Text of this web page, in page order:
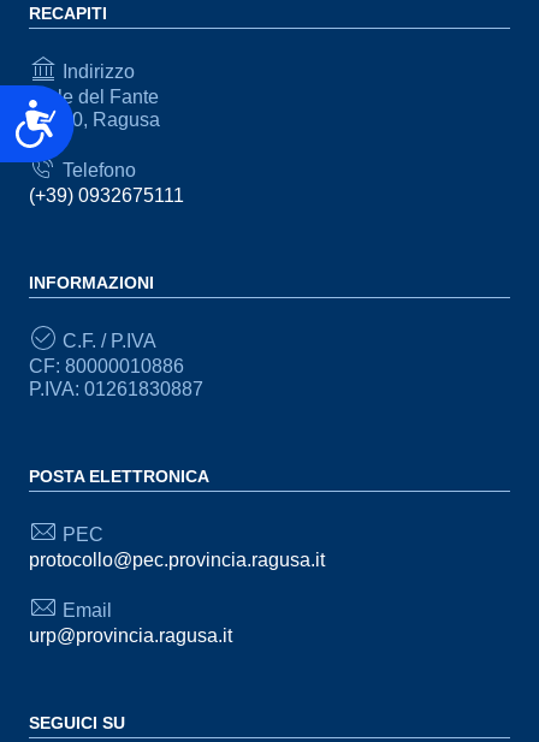
Accessibilità
RECAPITI
Indirizzo
Viale del Fante
97100, Ragusa
Telefono
(+39) 0932675111
INFORMAZIONI
C.F. / P.IVA
CF: 80000010886
P.IVA: 01261830887
POSTA ELETTRONICA
PEC
protocollo@pec.provincia.ragusa.it
Email
urp@provincia.ragusa.it
SEGUICI SU